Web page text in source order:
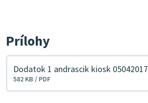
Prílohy
Stiahnuť
Dodatok 1 andrascik kiosk 05042017
582 KB / PDF